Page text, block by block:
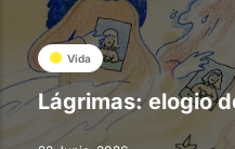
Vida
Lágrimas: elogio